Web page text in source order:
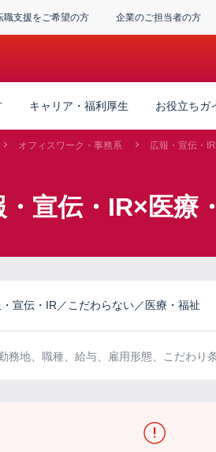
職支援をご希望の方 企業のご担当者の方
キャリア・福利厚生 お役立ちガ
オフィスワーク・事務系 広報・宣伝・IR
・宣伝・IR×医療
宣伝・IR／こだわらない／医療・福祉
勤務地、職種、給与、雇用形態、こだわり